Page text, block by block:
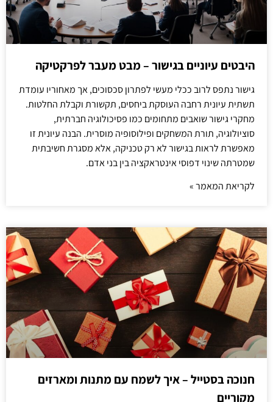
היבטים עיוניים בגישור – מבט מעבר לפרקטיקה
גישור נתפס לרוב ככלי מעשי לפתרון סכסוכים, אך מאחוריו עומדת
תשתית עיונית רחבה העוסקת ביחסים, תקשורת וקבלת החלטות.
מחקרי גישור שואבים מתחומים כמו פסיכולוגיה חברתית,
סוציולוגיה, תורת המשחקים ופילוסופיה מוסרית. הבנה עיונית זו
מאפשרת לראות בגישור לא רק טכניקה, אלא מסגרת חשיבתית
שמטרתה שינוי דפוסי אינטראקציה בין בני אדם.
לקריאת המאמר »
חנוכה בסטייל – איך לשמח עם מתנות ומארזים
מקוריים